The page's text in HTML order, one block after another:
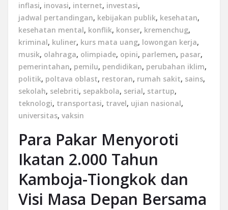
inflasi, inovasi, internet, investasi,
jadwal pertandingan, kebijakan publik, kesehatan,
kesehatan mental, konflik, konser, kremenchug,
kriminal, kuliner, kurs mata uang, lowongan kerja,
musik, olahraga, olimpiade, opini, parlemen, pasar,
pemerintahan, pemilu, pendidikan, perubahan iklim,
politik, poltava oblast, restoran, rumah sakit, sains,
sekolah, selebriti, sepakbola, serial, startup,
teknologi, transportasi, travel, ujian nasional,
universitas, vaksin
Para Pakar Menyoroti
Ikatan 2.000 Tahun
Kamboja-Tiongkok dan
Visi Masa Depan Bersama